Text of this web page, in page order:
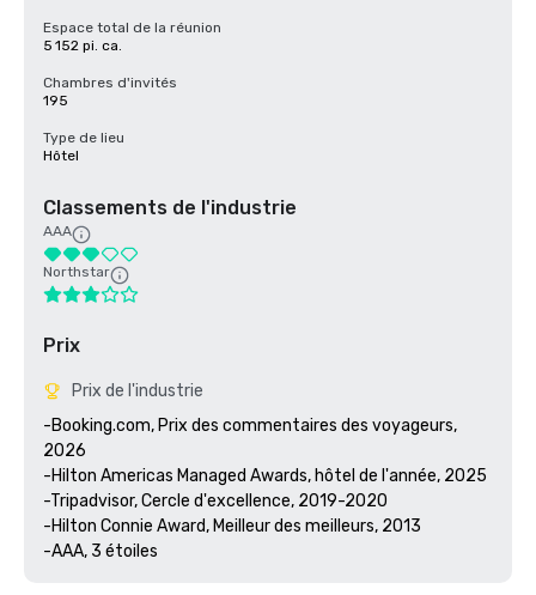
Espace total de la réunion
5 152 pi. ca.
Chambres d'invités
195
Type de lieu
Hôtel
Classements de l'industrie
AAA
Northstar
Prix
Prix de l'industrie
-Booking.com, Prix des commentaires des voyageurs,
2026
-Hilton Americas Managed Awards, hôtel de l'année, 2025
-Tripadvisor, Cercle d'excellence, 2019-2020
-Hilton Connie Award, Meilleur des meilleurs, 2013